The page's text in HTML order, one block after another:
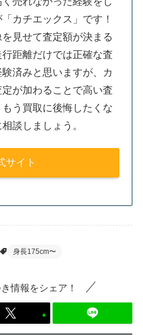
カチエックス」です！
見せて査定額が決まる
距離だけでは正確な査
済みと思いますが、カ
が加わることで高い査
う買取に後悔したくな
談しましょう。
サイト
身長175cm〜
情報をシェア！